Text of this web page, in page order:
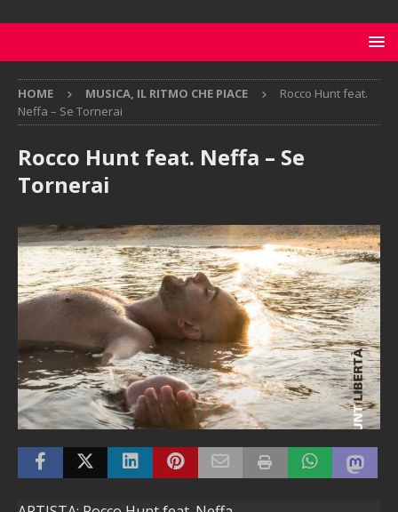
HOME MUSICA, IL RITMO CHE PIACE
Rocco Hunt feat.
Neffa – Se Tornerai
Rocco Hunt feat. Neffa – Se
Tornerai